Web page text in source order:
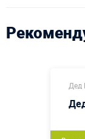
Дед